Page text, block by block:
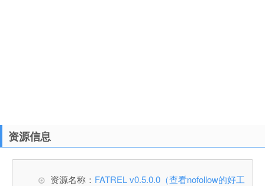
资源信息
资源名称： FATREL v0.5.0.0（查看nofollow的好工